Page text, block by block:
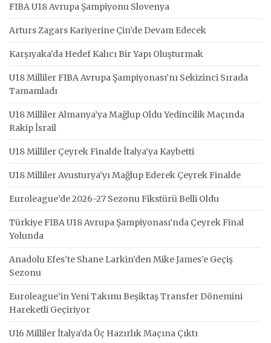
FIBA U18 Avrupa Şampiyonu Slovenya
Arturs Zagars Kariyerine Çin’de Devam Edecek
Karşıyaka’da Hedef Kalıcı Bir Yapı Oluşturmak
U18 Milliler FIBA Avrupa Şampiyonası’nı Sekizinci Sırada
Tamamladı
U18 Milliler Almanya’ya Mağlup Oldu Yedincilik Maçında
Rakip İsrail
U18 Milliler Çeyrek Finalde İtalya’ya Kaybetti
U18 Milliler Avusturya’yı Mağlup Ederek Çeyrek Finalde
Euroleague’de 2026-27 Sezonu Fikstürü Belli Oldu
Türkiye FIBA U18 Avrupa Şampiyonası’nda Çeyrek Final
Yolunda
Anadolu Efes’te Shane Larkin’den Mike James’e Geçiş
Sezonu
Euroleague’in Yeni Takımı Beşiktaş Transfer Dönemini
Hareketli Geçiriyor
U16 Milliler İtalya’da Üç Hazırlık Maçına Çıktı